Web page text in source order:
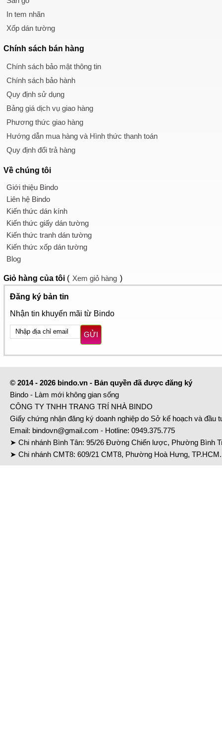
In tem nhãn
Xốp dán tường
Chính sách bán hàng
Chính sách bảo mật thông tin
Chính sách bảo hành
Quy định sử dụng
Bảng giá dịch vụ giao hàng
Phương thức giao hàng
Hướng dẫn mua hàng và Hình thức thanh toán
Quy định đổi trả hàng
Về chúng tôi
Giới thiệu Bindo
Liên hệ Bindo
Kiến thức dán kính
Kiến thức giấy dán tường
Kiến thức tranh dán tường
Kiến thức xốp dán tường
Blog
Giỏ hàng của tôi ( Xem giỏ hàng )
Đăng ký bản tin
Nhận tin khuyến mãi từ Bindo
GỬI
© 2014 - 2026 bindo.vn - Bản quyền đã được đăng ký
Bindo - Làm mới không gian sống
CÔNG TY TNHH TRANG TRÍ NHÀ BINDO
Giấy chứng nhận đăng ký doanh nghiệp do Sở kế hoạch và đầu
Email: bindovn@gmail.com - Hotline: 0949.375.775
➤ Chi nhánh Bình Tân: 95/26 Đường Chiến lược, Phường Bình
➤ Chi nhánh CMT8: 609/21 CMT8, Phường Hoà Hưng,